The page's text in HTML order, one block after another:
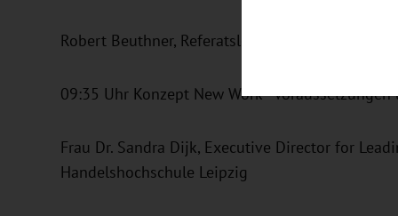
Robert Beuthner, Referatsleiter Außenwirtschaft,
09:35 Uhr Konzept New Work -
Frau Dr. Sandra Dijk, Executive Director for
Handelshochschule Leipzig